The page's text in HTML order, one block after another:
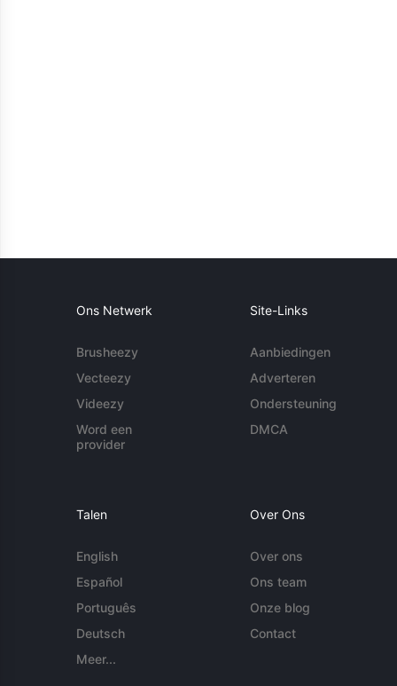
Ons Netwerk
Brusheezy
Vecteezy
Videezy
Word een
provider
Site-Links
Aanbiedingen
Adverteren
Ondersteuning
DMCA
Talen
English
Español
Português
Deutsch
Meer...
Over Ons
Over ons
Ons team
Onze blog
Contact